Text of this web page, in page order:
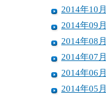
2014年10月
2014年09月
2014年08月
2014年07月
2014年06月
2014年05月